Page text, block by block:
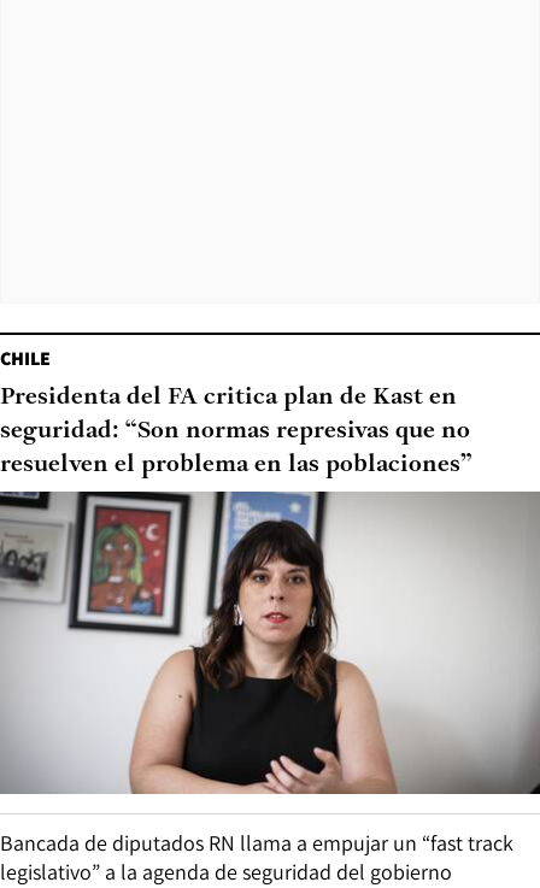
CHILE
Presidenta del FA critica plan de Kast en
seguridad: “Son normas represivas que no
resuelven el problema en las poblaciones”
Bancada de diputados RN llama a empujar un “fast track
legislativo” a la agenda de seguridad del gobierno